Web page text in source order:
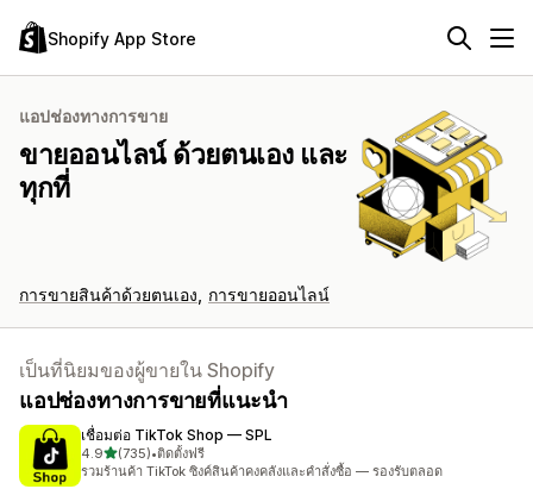
Shopify App Store
แอปช่องทางการขาย
ขายออนไลน์ ด้วยตนเอง และ
ทุกที่
การขายสินค้าด้วยตนเอง การขายออนไลน์
เป็นที่นิยมของผู้ขายใน Shopify
แอปช่องทางการขายที่แนะนำ
เชื่อมต่อ TikTok Shop — SPL
4.9เต็ม 5 ดาว
(735)
ทั้งหมด 735 รีวิว
•ติดตั้งฟรี
รวมร้านค้า TikTok ซิงค์สินค้าคงคลังและคำสั่งซื้อ — รองรับตลอด